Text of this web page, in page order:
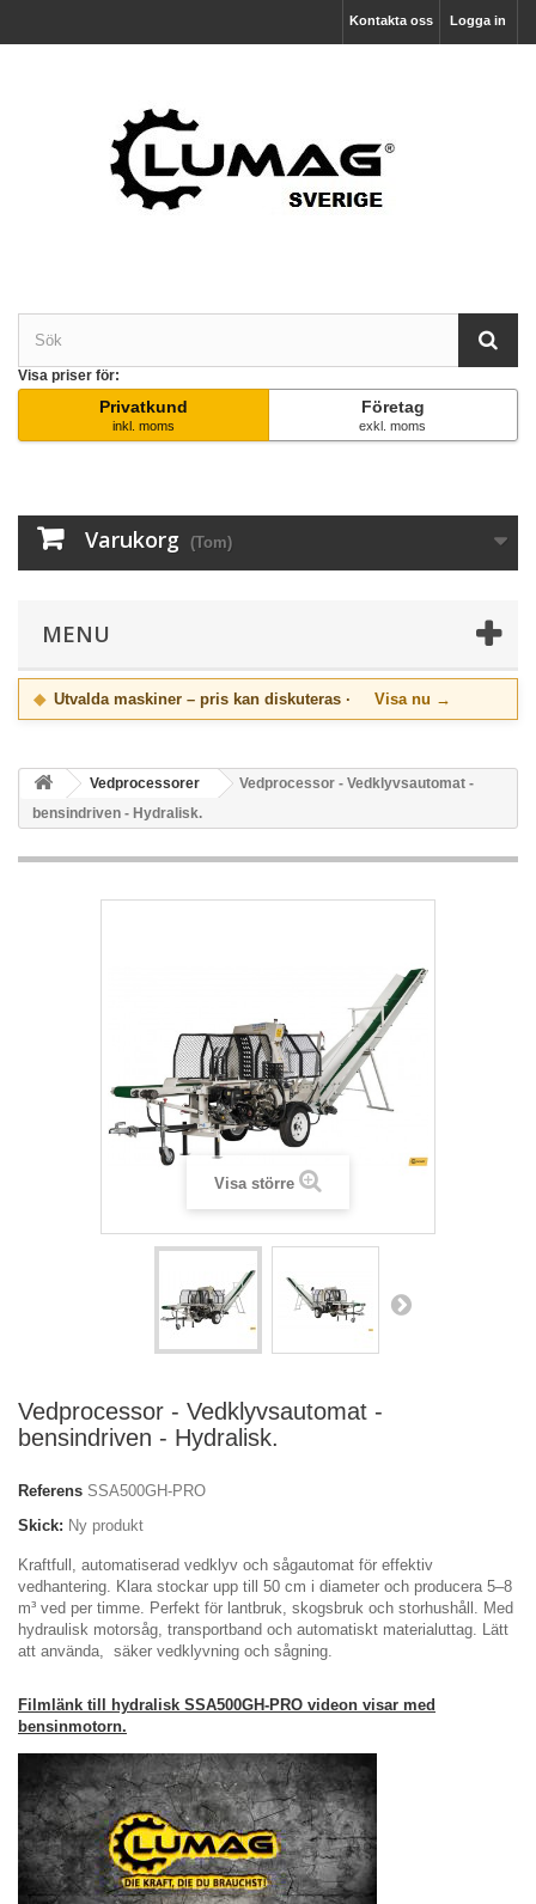
Logga in
Kontakta oss
Visa priser för:
Privatkund
inkl. moms
Företag
exkl. moms
Varukorg (Tom)
MENU
◆ Utvalda maskiner – pris kan diskuteras · Visa nu →
Vedprocessorer
Vedprocessor - Vedklyvsautomat -
bensindriven - Hydralisk.
Visa större
Vedprocessor - Vedklyvsautomat -
bensindriven - Hydralisk.
Referens SSA500GH-PRO
Skick: Ny produkt
Kraftfull, automatiserad vedklyv och sågautomat för effektiv
vedhantering. Klara stockar upp till 50 cm i diameter och producera 5–8
m³ ved per timme. Perfekt för lantbruk, skogsbruk och storhushåll. Med
hydraulisk motorsåg, transportband och automatiskt materialuttag. Lätt
att använda, säker vedklyvning och sågning.
Filmlänk till hydralisk SSA500GH-PRO videon visar med
bensinmotorn.